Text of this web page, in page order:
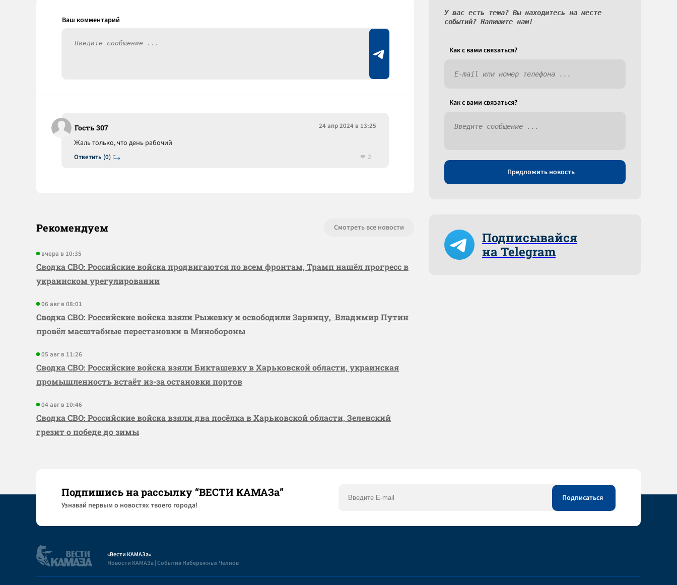
Гость 307 24 апр 2024 в 13:25
Ответить (0)
Жаль только, что день рабочий
2
Рекомендуем Смотреть все новости
вчера в 10:35
Сводка СВО: Российские войска продвигаются по всем фронтам, Трамп нашёл прогресс в
украинском урегулировании
06 авг в 08:01
Сводка СВО: Российские войска взяли Рыжевку и освободили Зарницу, Владимир Путин
провёл масштабные перестановки в Минобороны
05 авг в 11:26
Сводка СВО: Российские войска взяли Бикташевку в Харьковской области, украинская
промышленность встаёт из-за остановки портов
04 авг в 10:46
Сводка СВО: Российские войска взяли два посёлка в Харьковской области, Зеленский
грезит о победе до зимы
У вас есть тема? Вы находитесь на месте
событий? Напишите нам!
Как c вами связаться?
Как c вами связаться?
Предложить новость
Подписывайся
на Telegram
Подпишись на рассылку “ВЕСТИ КАМАЗа”
Узнaвай первым о новостях твоего города!
«Вести КАМАЗа»
Новости КАМАЗа | События Набережных Челнов